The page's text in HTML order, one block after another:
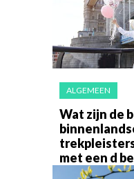
ALGEMEEN
Wat zijn de
met een d